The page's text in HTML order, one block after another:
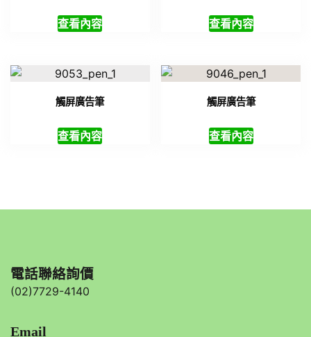
查看內容 查看內容
觸屏廣告筆
查看內容
觸屏廣告筆
查看內容
電話聯絡詢價
(02)7729-4140
Email